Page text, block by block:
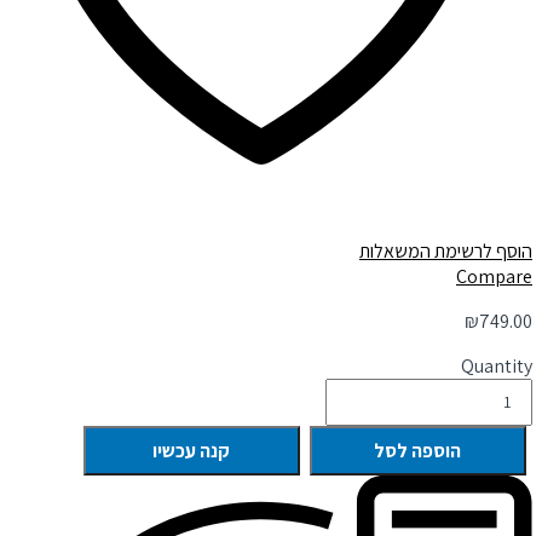
הוסף לרשימת המשאלות
Compare
₪749.00
Quantity
הוספה לסל קנה עכשיו